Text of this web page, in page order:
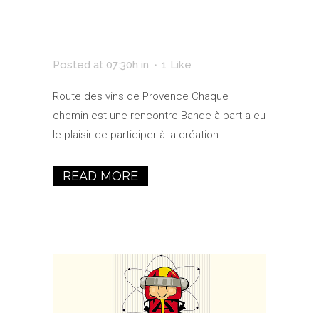
Posted at 07:30h in 1 Like
Route des vins de Provence Chaque
chemin est une rencontre Bande à part a eu
le plaisir de participer à la création...
READ MORE